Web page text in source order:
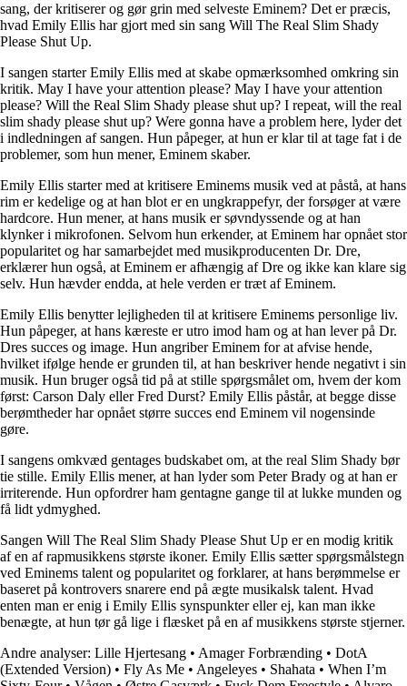
sang, der kritiserer og gør grin med selveste Eminem? Det er præcis,
hvad Emily Ellis har gjort med sin sang Will The Real Slim Shady
Please Shut Up.
I sangen starter Emily Ellis med at skabe opmærksomhed omkring sin
kritik. May I have your attention please? May I have your attention
please? Will the Real Slim Shady please shut up? I repeat, will the real
slim shady please shut up? Were gonna have a problem here, lyder det
i indledningen af sangen. Hun påpeger, at hun er klar til at tage fat i de
problemer, som hun mener, Eminem skaber.
Emily Ellis starter med at kritisere Eminems musik ved at påstå, at hans
rim er kedelige og at han blot er en ungkrappefyr, der forsøger at være
hardcore. Hun mener, at hans musik er søvndyssende og at han
klynker i mikrofonen. Selvom hun erkender, at Eminem har opnået stor
popularitet og har samarbejdet med musikproducenten Dr. Dre,
erklærer hun også, at Eminem er afhængig af Dre og ikke kan klare sig
selv. Hun hævder endda, at hele verden er træt af Eminem.
Emily Ellis benytter lejligheden til at kritisere Eminems personlige liv.
Hun påpeger, at hans kæreste er utro imod ham og at han lever på Dr.
Dres succes og image. Hun angriber Eminem for at afvise hende,
hvilket ifølge hende er grunden til, at han beskriver hende negativt i sin
musik. Hun bruger også tid på at stille spørgsmålet om, hvem der kom
først: Carson Daly eller Fred Durst? Emily Ellis påstår, at begge disse
berømtheder har opnået større succes end Eminem vil nogensinde
gøre.
I sangens omkvæd gentages budskabet om, at the real Slim Shady bør
tie stille. Emily Ellis mener, at han lyder som Peter Brady og at han er
irriterende. Hun opfordrer ham gentagne gange til at lukke munden og
få lidt ydmyghed.
Sangen Will The Real Slim Shady Please Shut Up er en modig kritik
af en af rapmusikkens største ikoner. Emily Ellis sætter spørgsmålstegn
ved Eminems talent og popularitet og forklarer, at hans berømmelse er
baseret på kontrovers snarere end på ægte musikalsk talent. Hvad
enten man er enig i Emily Ellis synspunkter eller ej, kan man ikke
benægte, at hun tør gå lige i flæsket på en af musikkens største stjerner.
Andre analyser: Lille Hjertesang • Amager Forbrænding • DotA
(Extended Version) • Fly As Me • Angeleyes • Shahata • When I’m